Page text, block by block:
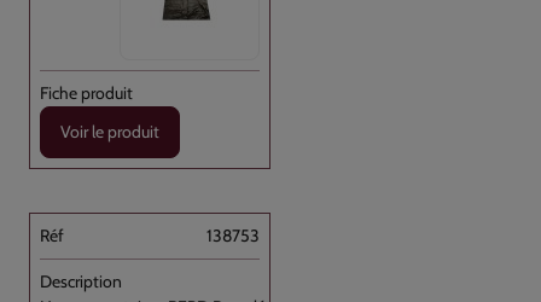
Voir le produit
138753